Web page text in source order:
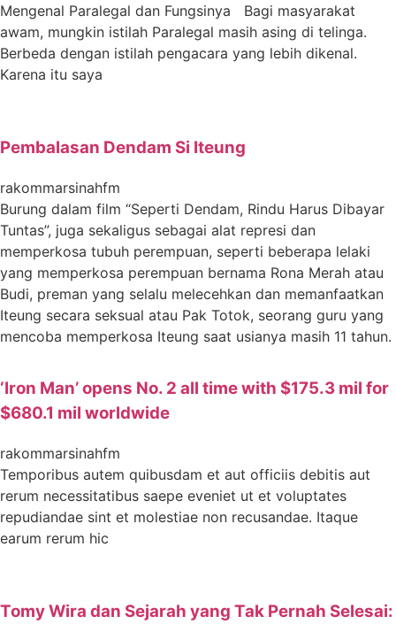
Mengenal Paralegal dan Fungsinya Bagi masyarakat
awam, mungkin istilah Paralegal masih asing di telinga.
Berbeda dengan istilah pengacara yang lebih dikenal.
Karena itu saya
Pembalasan Dendam Si Iteung
rakommarsinahfm
Burung dalam film “Seperti Dendam, Rindu Harus Dibayar
Tuntas”, juga sekaligus sebagai alat represi dan
memperkosa tubuh perempuan, seperti beberapa lelaki
yang memperkosa perempuan bernama Rona Merah atau
Budi, preman yang selalu melecehkan dan memanfaatkan
Iteung secara seksual atau Pak Totok, seorang guru yang
mencoba memperkosa Iteung saat usianya masih 11 tahun.
‘Iron Man’ opens No. 2 all time with $175.3 mil for
$680.1 mil worldwide
rakommarsinahfm
Temporibus autem quibusdam et aut officiis debitis aut
rerum necessitatibus saepe eveniet ut et voluptates
repudiandae sint et molestiae non recusandae. Itaque
earum rerum hic
Tomy Wira dan Sejarah yang Tak Pernah Selesai: